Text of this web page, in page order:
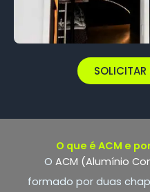
O que é ACM e
O ACM (Alumínio
formado por duas